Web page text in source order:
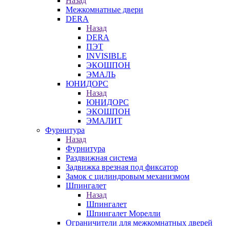
Межкомнатные двери
DERA
Назад
DERA
ПЭТ
INVISIBLE
ЭКОШПОН
ЭМАЛЬ
ЮНИДОРС
Назад
ЮНИДОРС
ЭКОШПОН
ЭМАЛИТ
Фурнитура
Назад
Фурнитура
Раздвижная система
Задвижка врезная под фиксатор
Замок с цилиндровым механизмом
Шпингалет
Назад
Шпингалет
Шпингалет Морелли
Ограничители для межкомнатных дверей